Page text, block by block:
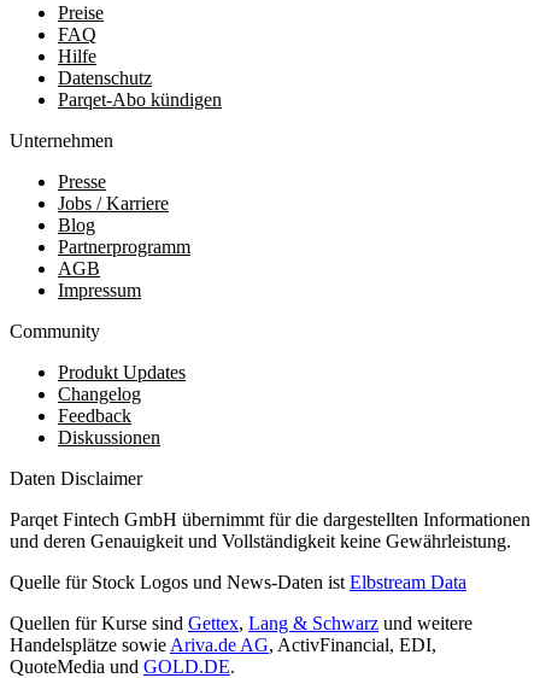
Preise
FAQ
Hilfe
Datenschutz
Parqet-Abo kündigen
Unternehmen
Presse
Jobs / Karriere
Blog
Partnerprogramm
AGB
Impressum
Community
Produkt Updates
Changelog
Feedback
Diskussionen
Daten Disclaimer
Parqet Fintech GmbH übernimmt für die dargestellten Informationen
und deren Genauigkeit und Vollständigkeit keine Gewährleistung.
Quelle für Stock Logos und News-Daten ist Elbstream Data
Quellen für Kurse sind Gettex, Lang & Schwarz und weitere
Handelsplätze sowie Ariva.de AG, ActivFinancial, EDI,
QuoteMedia und GOLD.DE.